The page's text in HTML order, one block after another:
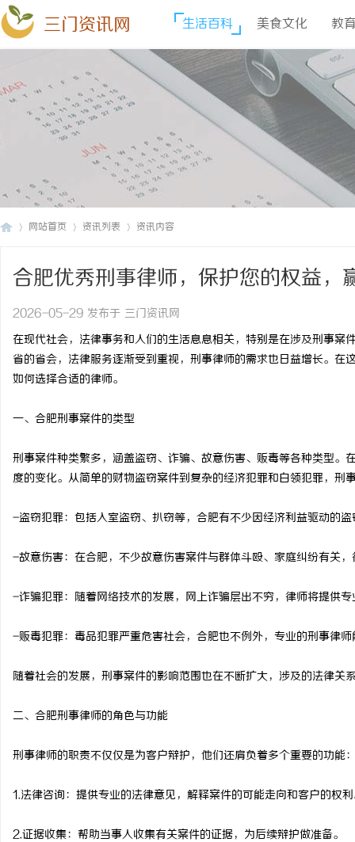
三门资讯网 生活百科 美食文化 教
网站首页 资讯列表 资讯内容
合肥优秀刑事律师，保护您的权益，
2026-05-29 发布于 三门资讯网
在现代社会，法律事务和人们的生活息息相关，特别是在涉及刑事
省的省会，法律服务逐渐受到重视，刑事律师的需求也日益增长。
如何选择合适的律师。
一、合肥刑事案件的类型
刑事案件种类繁多，涵盖盗窃、诈骗、故意伤害、贩毒等各种类型
度的变化。从简单的财物盗窃案件到复杂的经济犯罪和白领犯罪，刑
-盗窃犯罪：包括入室盗窃、扒窃等，合肥有不少因经济利益驱动的
-故意伤害：在合肥，不少故意伤害案件与群体斗殴、家庭纠纷有关
-诈骗犯罪：随着网络技术的发展，网上诈骗层出不穷，律师将提供
-贩毒犯罪：毒品犯罪严重危害社会，合肥也不例外，专业的刑事律
随着社会的发展，刑事案件的影响范围也在不断扩大，涉及的法律关
二、合肥刑事律师的角色与功能
刑事律师的职责不仅仅是为客户辩护，他们还肩负着多个重要的功能
1.法律咨询：提供专业的法律意见，解释案件的可能走向和客户的权
2.证据收集：帮助当事人收集有关案件的证据，为后续辩护做准备。
与应用解析